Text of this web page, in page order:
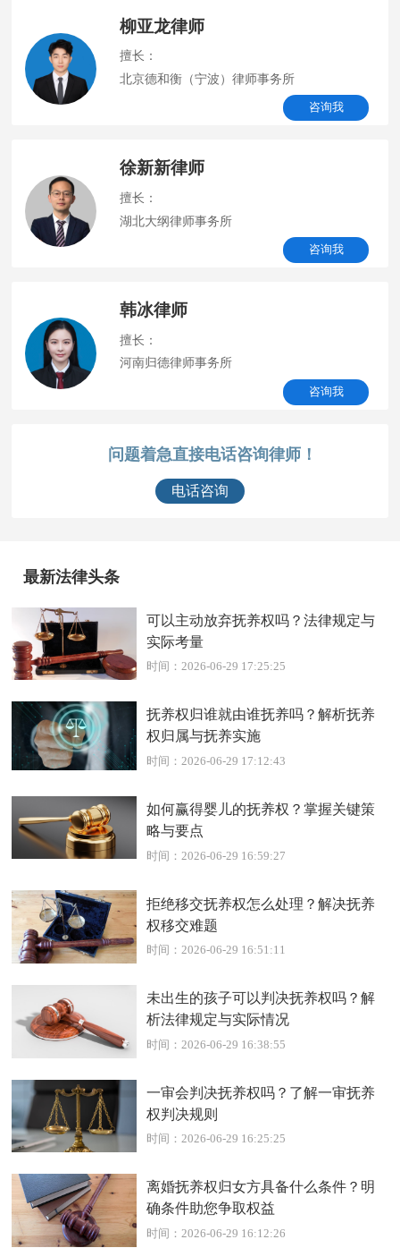
柳亚龙律师
擅长：
北京德和衡（宁波）律师事务所
咨询我
徐新新律师
擅长：
湖北大纲律师事务所
咨询我
韩冰律师
擅长：
河南归德律师事务所
咨询我
问题着急直接电话咨询律师！
电话咨询
最新法律头条
可以主动放弃抚养权吗？法律规定与
实际考量
时间：2026-06-29 17:25:25
抚养权归谁就由谁抚养吗？解析抚养
权归属与抚养实施
时间：2026-06-29 17:12:43
如何赢得婴儿的抚养权？掌握关键策
略与要点
时间：2026-06-29 16:59:27
拒绝移交抚养权怎么处理？解决抚养
权移交难题
时间：2026-06-29 16:51:11
未出生的孩子可以判决抚养权吗？解
析法律规定与实际情况
时间：2026-06-29 16:38:55
一审会判决抚养权吗？了解一审抚养
权判决规则
时间：2026-06-29 16:25:25
离婚抚养权归女方具备什么条件？明
确条件助您争取权益
时间：2026-06-29 16:12:26